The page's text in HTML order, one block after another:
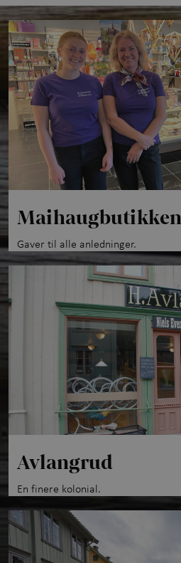
Maihaugbutikken
Gaver til alle anledninger.
Avlangrud
En finere kolonial.